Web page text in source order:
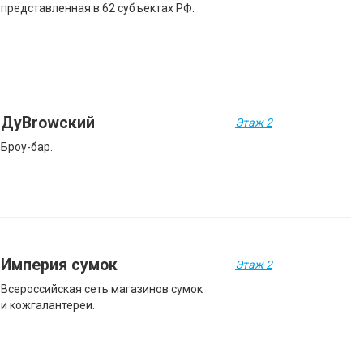
представленная в 62 субъектах РФ.
ДуBrowский
Броу-бар.
Этаж 2
Империя сумок
Всероссийская сеть магазинов сумок
и кожгалантереи.
Этаж 2